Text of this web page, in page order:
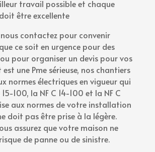
travail possible et chaque
être excellente
contactez pour convenir
ce soit en urgence pour des
pour organiser un devis pour vos
une Pme sérieuse, nos chantiers
normes électriques en vigueur qui
100, la NF C 14-100 et la NF C
aux normes de votre installation
doit pas être prise à la légère.
assurez que votre maison ne
de panne ou de sinistre.